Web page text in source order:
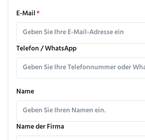
E-Mail*
Telefon / WhatsApp
Name
Name der Firma